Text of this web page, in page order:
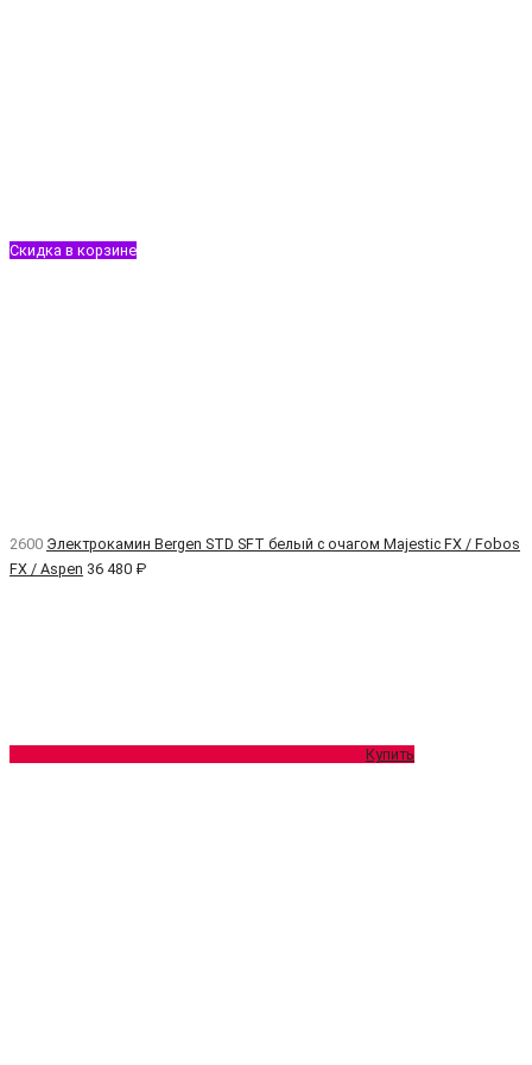
Скидка в корзине
2600 Электрокамин Bergen STD SFT белый с очагом Majestic FX / Fobos
FX / Aspen 36 480 ₽
Купить